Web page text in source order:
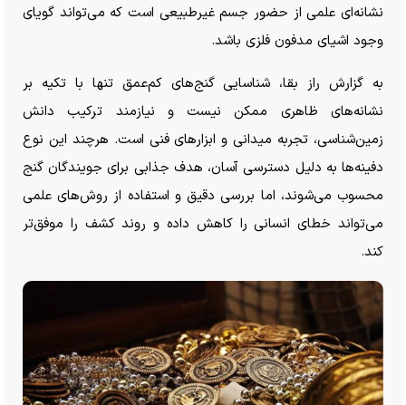
نشانه‌ای علمی از حضور جسم غیرطبیعی است که می‌تواند گویای
وجود اشیای مدفون فلزی باشد.
به گزارش راز بقا، شناسایی گنج‌های کم‌عمق تنها با تکیه بر
نشانه‌های ظاهری ممکن نیست و نیازمند ترکیب دانش
زمین‌شناسی، تجربه میدانی و ابزار‌های فنی است. هرچند این نوع
دفینه‌ها به دلیل دسترسی آسان، هدف جذابی برای جویندگان گنج
محسوب می‌شوند، اما بررسی دقیق و استفاده از روش‌های علمی
می‌تواند خطای انسانی را کاهش داده و روند کشف را موفق‌تر
کند.